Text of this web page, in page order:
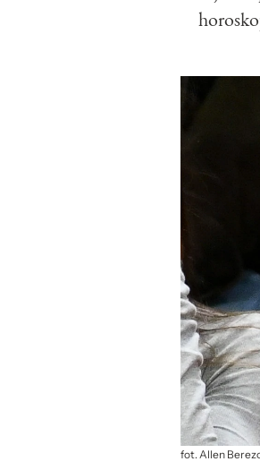
fot. Allen